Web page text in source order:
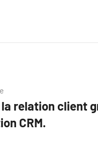
relation client
CRM.